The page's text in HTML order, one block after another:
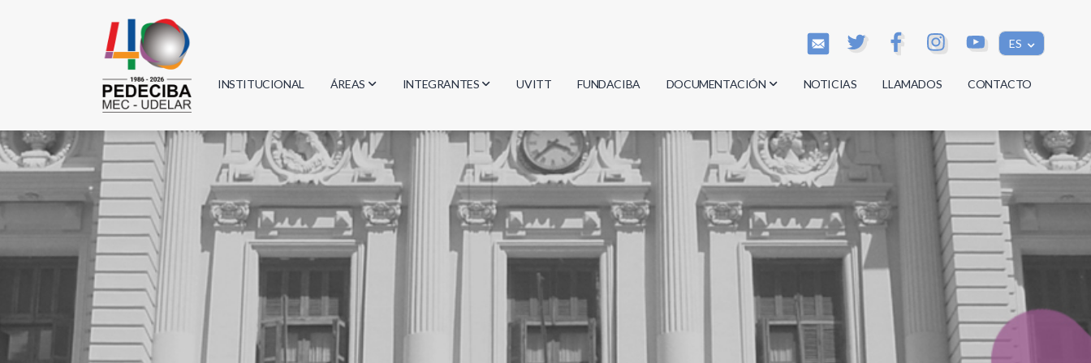
ES
INSTITUCIONAL ÁREAS
Biología
Física
Informática
Matemática
INTEGRANTES
Investigadores
Estudiantes
Egresados
UVITT FUNDACIBA DOCUMENTACIÓN
Actas
Reglamentos
Documentos
NOTICIAS LLAMADOS CONTACTO